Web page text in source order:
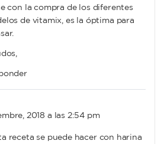
con la compra de los diferentes
de vitamix, es la óptima para
2018 a las 2:54 pm
receta se puede hacer con harina